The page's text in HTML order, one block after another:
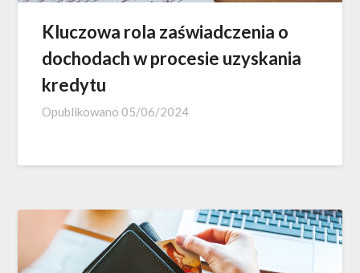
Kluczowa rola zaświadczenia o
dochodach w procesie uzyskania
kredytu
Opublikowano 05/06/2024